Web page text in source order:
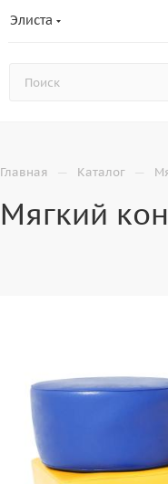
Элиста
Главная — Каталог —
Мягкий